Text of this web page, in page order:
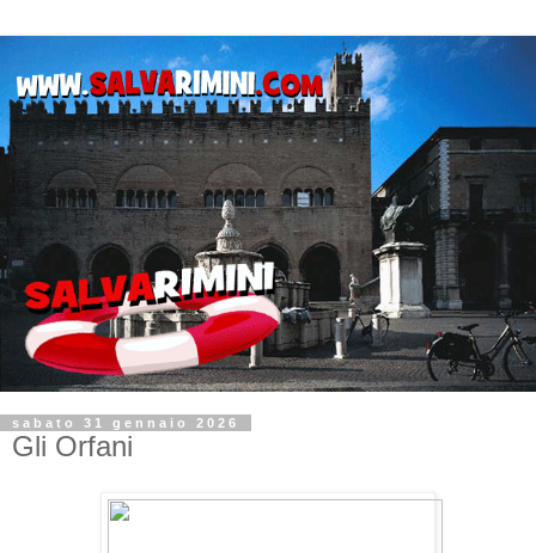
sabato 31 gennaio 2026
Gli Orfani